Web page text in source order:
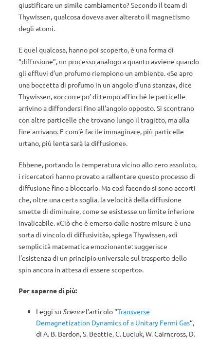
giustificare un simile cambiamento? Secondo il team di
Thywissen, qualcosa doveva aver alterato il magnetismo
degli atomi.
E quel qualcosa, hanno poi scoperto, è una forma di
“diffusione”, un processo analogo a quanto avviene quando
gli effluvi d’un profumo riempiono un ambiente. «Se apro
una boccetta di profumo in un angolo d’una stanza», dice
Thywissen, «occorre po’ di tempo affinché le particelle
arrivino a diffondersi fino all’angolo opposto. Si scontrano
con altre particelle che trovano lungo il tragitto, ma alla
fine arrivano. E com’è facile immaginare, più particelle
urtano, più lenta sarà la diffusione».
Ebbene, portando la temperatura vicino allo zero assoluto,
i ricercatori hanno provato a rallentare questo processo di
diffusione fino a bloccarlo. Ma così facendo si sono accorti
che, oltre una certa soglia, la velocità della diffusione
smette di diminuire, come se esistesse un limite inferiore
invalicabile. «Ciò che è emerso dalle nostre misure è una
sorta di vincolo di diffusività», spiega Thywissen, «di
semplicità matematica emozionante: suggerisce
l’esistenza di un principio universale sul trasporto dello
spin ancora in attesa di essere scoperto».
Per saperne di più:
Leggi su Sciencel’articolo “Transverse
Demagnetization Dynamics of a Unitary Fermi Gas“,
di A. B. Bardon, S. Beattie, C. Luciuk, W. Cairncross, D.